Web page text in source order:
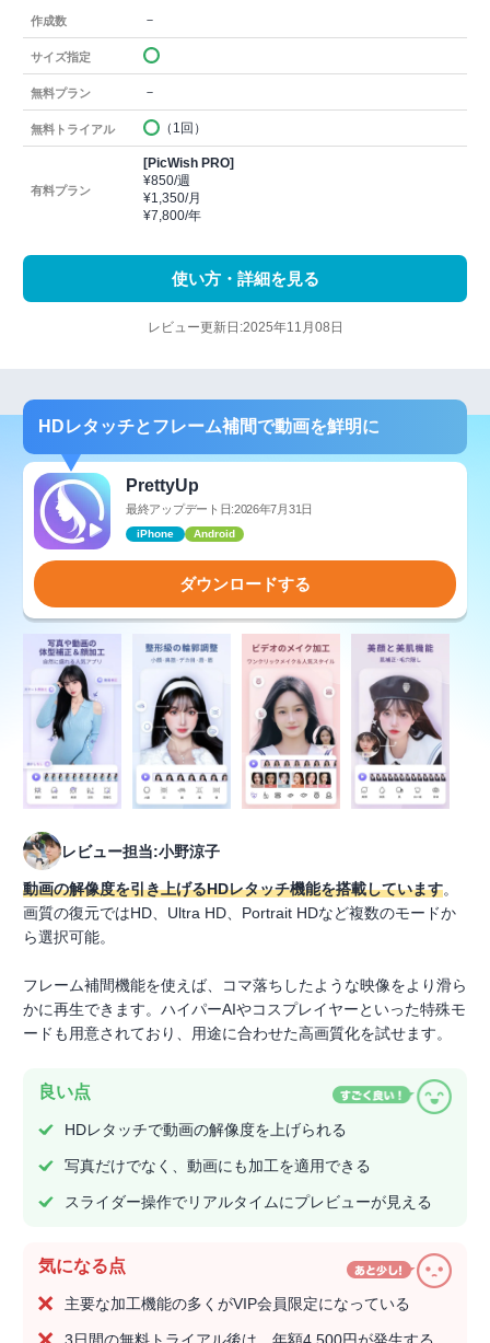
作成数 －
サイズ指定
無料プラン －
無料トライアル （1回）
有料プラン
[PicWish PRO]
¥850/週
¥1,350/月
¥7,800/年
使い方・詳細を見る
レビュー更新日:2025年11月08日
HDレタッチとフレーム補間で動画を鮮明に
PrettyUp
最終アップデート日:2026年7月31日
iPhone Android
ダウンロードする
レビュー担当:小野涼子
動画の解像度を引き上げるHDレタッチ機能を搭載しています。
画質の復元ではHD、Ultra HD、Portrait HDなど複数のモードか
ら選択可能。
フレーム補間機能を使えば、コマ落ちしたような映像をより滑ら
かに再生できます。ハイパーAIやコスプレイヤーといった特殊モ
ードも用意されており、用途に合わせた高画質化を試せます。
良い点
HDレタッチで動画の解像度を上げられる
写真だけでなく、動画にも加工を適用できる
スライダー操作でリアルタイムにプレビューが見える
気になる点
主要な加工機能の多くがVIP会員限定になっている